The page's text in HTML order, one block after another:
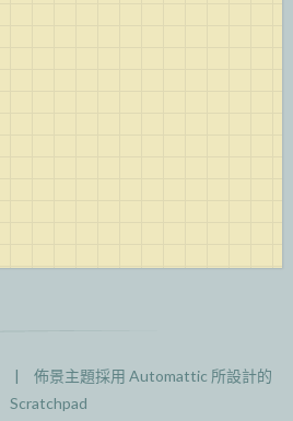
| 佈景主題採用 Automattic 所設計的
Scratchpad